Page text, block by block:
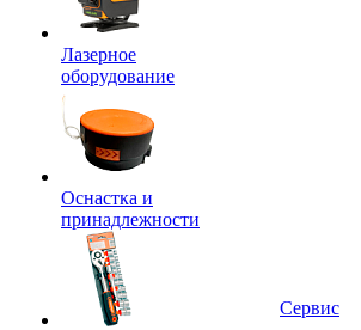
Лазерное
оборудование
Оснастка и
принадлежности
Сервис